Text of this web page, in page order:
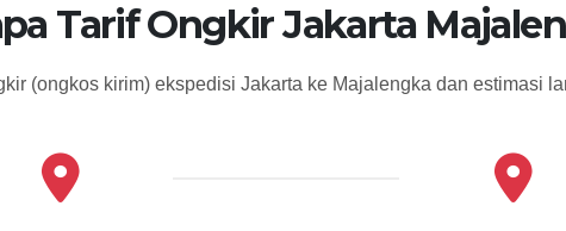
Tarif Ongkir Jakarta
(ongkos kirim) ekspedisi Jakarta ke Majalengka dan estimasi